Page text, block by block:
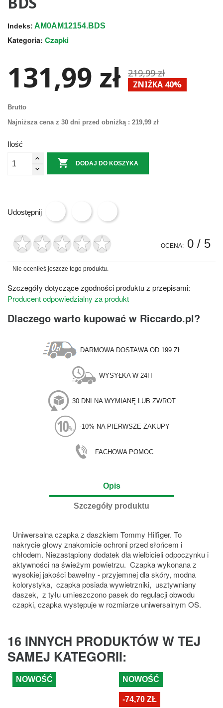
Indeks: AM0AM12154.BDS
Kategoria: Czapki
131,99 zł 219,99 zł
ZNIŻKA 40%
Brutto
Najniższa cena z 30 dni przed obniżką : 219,99 zł
Ilość
 DODAJ DO KOSZYKA
Udostępnij
OCENA: 0 / 5
Nie oceniłeś jeszcze tego produktu.
Szczegóły dotyczące zgodności produktu z przepisami:
Producent odpowiedzialny za produkt
Dlaczego warto kupować w Riccardo.pl?
DARMOWA DOSTAWA OD 199 ZŁ
WYSYŁKA W 24H
30 DNI NA WYMIANĘ LUB ZWROT
-10% NA PIERWSZE ZAKUPY
FACHOWA POMOC
Opis
Szczegóły produktu
Uniwersalna czapka z daszkiem Tommy Hilfiger. To
nakrycie głowy znakomicie ochroni przed słońcem i
chłodem. Niezastąpiony dodatek dla wielbicieli odpoczynku i
aktywności na świeżym powietrzu. Czapka wykonana z
wysokiej jakości bawełny - przyjemnej dla skóry, modna
kolorystyka, czapka posiada wywietrzniki, usztywniany
daszek, z tyłu umieszczono pasek do regulacji obwodu
czapki, czapka występuje w rozmiarze uniwersalnym OS.
16 INNYCH PRODUKTÓW W TEJ
SAMEJ KATEGORII:
NOWOŚĆ NOWOŚĆ
-74,70 ZŁ